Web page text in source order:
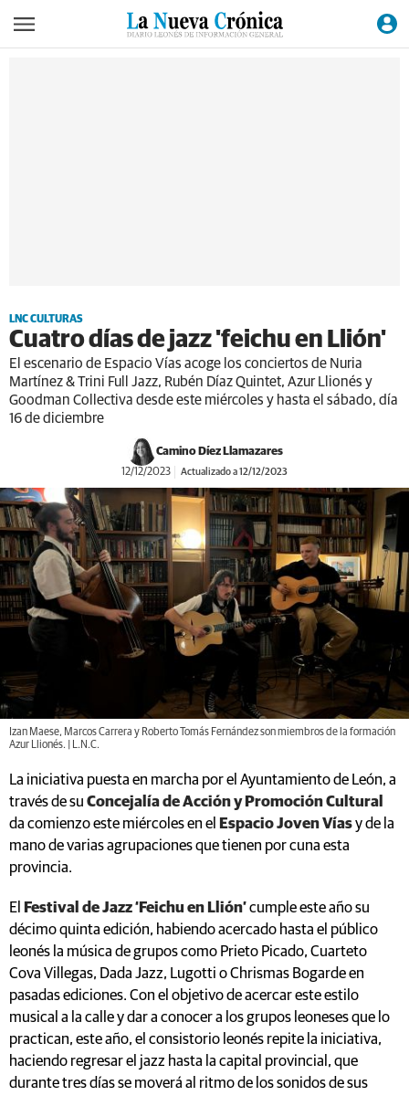
LNC CULTURAS
Cuatro días de jazz 'feichu en Llión'
El escenario de Espacio Vías acoge los conciertos de Nuria
Martínez & Trini Full Jazz, Rubén Díaz Quintet, Azur Llionés y
Goodman Collectiva desde este miércoles y hasta el sábado, día
16 de diciembre
Camino Díez Llamazares
12/12/2023 Actualizado a 12/12/2023
Izan Maese, Marcos Carrera y Roberto Tomás Fernández son miembros de la formación
Azur Llionés. | L.N.C.
La iniciativa puesta en marcha por el Ayuntamiento de León, a
través de su Concejalía de Acción y Promoción Cultural
da comienzo este miércoles en el
Espacio Joven Víasy de la
mano de varias agrupaciones que tienen por cuna esta
provincia.
El Festival de Jazz ‘Feichu en Llión’cumple este año su
décimo quinta edición, habiendo acercado hasta el público
leonés la música de grupos como Prieto Picado, Cuarteto
Cova Villegas, Dada Jazz, Lugotti o Chrismas Bogarde en
pasadas ediciones. Con el objetivo de acercar este estilo
musical a la calle y dar a conocer a los grupos leoneses que lo
practican, este año, el consistorio leonés repite la iniciativa,
haciendo regresar el jazz hasta la capital provincial, que
durante tres días se moverá al ritmo de los sonidos de sus